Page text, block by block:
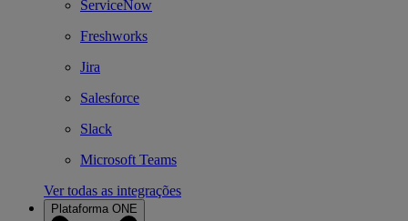
ServiceNow
Freshworks
Jira
Salesforce
Slack
Microsoft Teams
Ver todas as integrações
Plataforma ONE